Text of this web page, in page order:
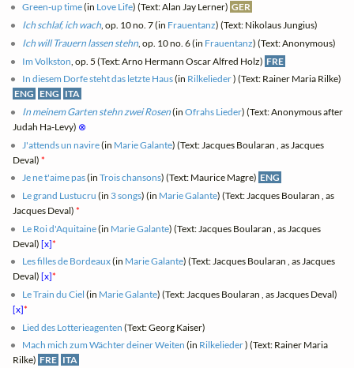
Green-up time(in Love Life) (Text: Alan Jay Lerner) GER
Ich schlaf, ich wach, op. 10 no. 7 (in Frauentanz) (Text: Nikolaus Jungius)
Ich will Trauern lassen stehn , op. 10 no. 6 (in Frauentanz) (Text: Anonymous)
Im Volkston , op. 5 (Text: Arno Hermann Oscar Alfred Holz) FRE
In diesem Dorfe steht das letzte Haus(in Rilkelieder) (Text: Rainer Maria Rilke)
ENG ENG ITA
In meinem Garten stehn zwei Rosen(inOfrahs Lieder) (Text: Anonymous after
Judah Ha-Levy) ⊗
J'attends un navire(in Marie Galante) (Text: Jacques Boularan , as Jacques
Deval)*
Je ne t'aime pas(inTrois chansons) (Text: Maurice Magre) ENG
Le grand Lustucru (in 3 songs) (in Marie Galante) (Text: Jacques Boularan , as
Jacques Deval)*
Le Roi d'Aquitaine(in Marie Galante) (Text: Jacques Boularan , as Jacques
Deval)[x]*
Les filles de Bordeaux(in Marie Galante) (Text: Jacques Boularan , as Jacques
Deval)[x]*
Le Train du Ciel (in Marie Galante) (Text: Jacques Boularan , as Jacques Deval)
[x]*
Lied des Lotterieagenten (Text: Georg Kaiser)
Mach mich zum Wächter deiner Weiten (in Rilkelieder) (Text: Rainer Maria
Rilke) FRE ITA